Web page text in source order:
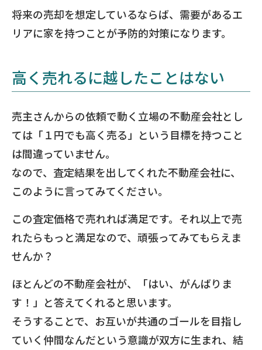
将来の売却を想定しているならば、需要があるエ
リアに家を持つことが予防的対策になります。
高く売れるに越したことはない
売主さんからの依頼で動く立場の不動産会社とし
ては「１円でも高く売る」という目標を持つこと
は間違っていません。
なので、査定結果を出してくれた不動産会社に、
このように言ってみてください。
この査定価格で売れれば満足です。それ以上で売
れたらもっと満足なので、頑張ってみてもらえま
せんか？
ほとんどの不動産会社が、「はい、がんばりま
す！」と答えてくれると思います。
そうすることで、お互いが共通のゴールを目指し
ていく仲間なんだという意識が双方に生まれ、結